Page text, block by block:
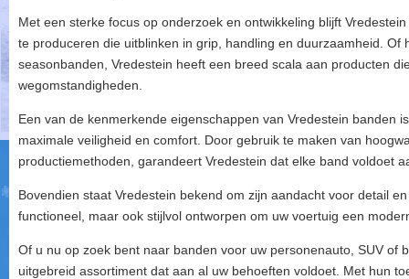
Met een sterke focus op onderzoek en ontwikkeling blijft
te produceren die uitblinken in grip, handling en duurzaamheid. Of
seasonbanden, Vredestein heeft een breed scala aan producten
wegomstandigheden.
Een van de kenmerkende eigenschappen van Vredestein banden
maximale veiligheid en comfort. Door gebruik te maken van
productiemethoden, garandeert Vredestein dat elke band voldoet
Bovendien staat Vredestein bekend om zijn aandacht voor detail
functioneel, maar ook stijlvol ontworpen om uw voertuig een
Of u nu op zoek bent naar banden voor uw personenauto, SUV of
uitgebreid assortiment dat aan al uw behoeften voldoet. Met hun